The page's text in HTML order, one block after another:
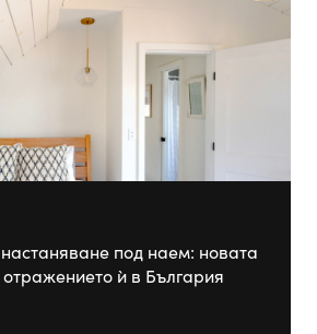
под наем: новата
ѝ в България